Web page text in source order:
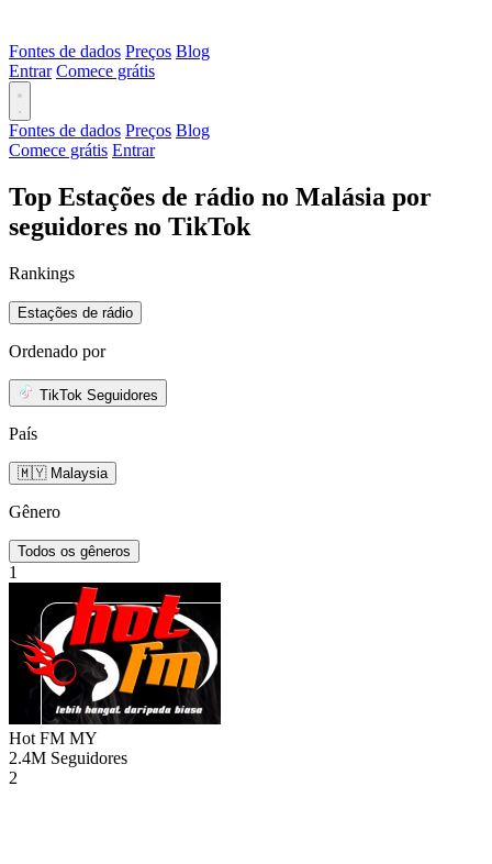
Fontes de dados Preços Blog
Entrar Comece grátis
Fontes de dados Preços Blog
Comece grátis Entrar
Top Estações de rádio no Malásia por
seguidores no TikTok
Rankings
Estações de rádio
Ordenado por
TikTok Seguidores
País
🇲🇾 Malaysia
Gênero
Todos os gêneros
1
Hot FM MY
2.4M Seguidores
2